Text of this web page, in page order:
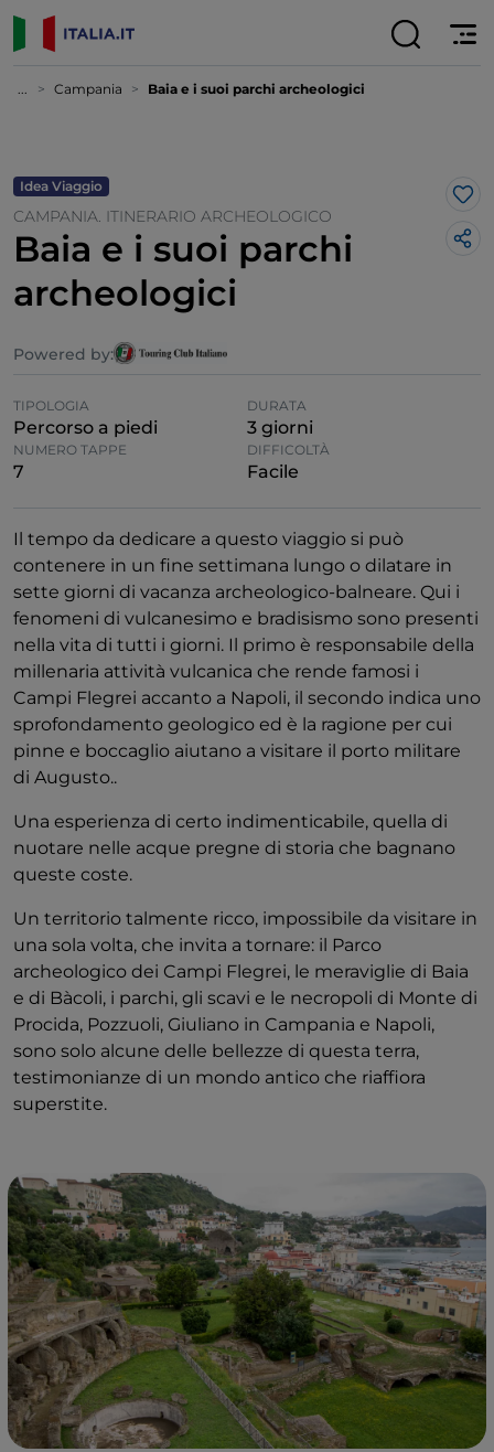
... Campania Baia e i suoi parchi archeologici
Idea Viaggio
CAMPANIA. ITINERARIO ARCHEOLOGICO
Baia e i suoi parchi
archeologici
Powered by:
TIPOLOGIA
Percorso a piedi
DURATA
3 giorni
NUMERO TAPPE
7
DIFFICOLTÀ
Facile
​​Il tempo da dedicare a questo viaggio si può
contenere in un fine settimana lungo o dilatare in
sette giorni di vacanza archeologico-balneare. Qui ​i
fenomeni di ​​vulcanesimo​​ e​​ ​bradisismo ​sono ​presenti
nella vita di tutti i giorni. ​Il primo è​ responsabile della​​​
millenaria attività vulcanica ​che ​rende​ famosi i
Campi Flegrei accanto a Napoli​, il secondo indica uno​​
sprofondamento geologico ed è la ragione per cui
pinne e boccaglio aiutano a visitare il porto militare
di Augusto.​​.​​​​
​​​Una esperienza di certo indimenticabile, quella di
nuotare nelle acque pregne di storia che bagnano
queste coste. ​​
​​​Un territorio talmente ricco, impossibile da visitare in
una sola volta, che invita a tornare:​​​​ ​​​​i​​l Parco
archeologico dei Campi Flegrei​​​​, le ​​​​meraviglie di Baia
e di Bàcoli​​​​, i parchi, gli scavi e le necropoli di Monte di
Procida, Pozzuoli, Giuliano in Campania e Napoli,
sono solo alcune delle bellezze di questa terra,
testimonianze di ​​​​un mondo antico che riaffiora
superstite.​​​​​​​